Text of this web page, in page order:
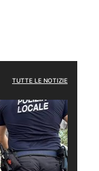
TUTTE LE NOTIZIE